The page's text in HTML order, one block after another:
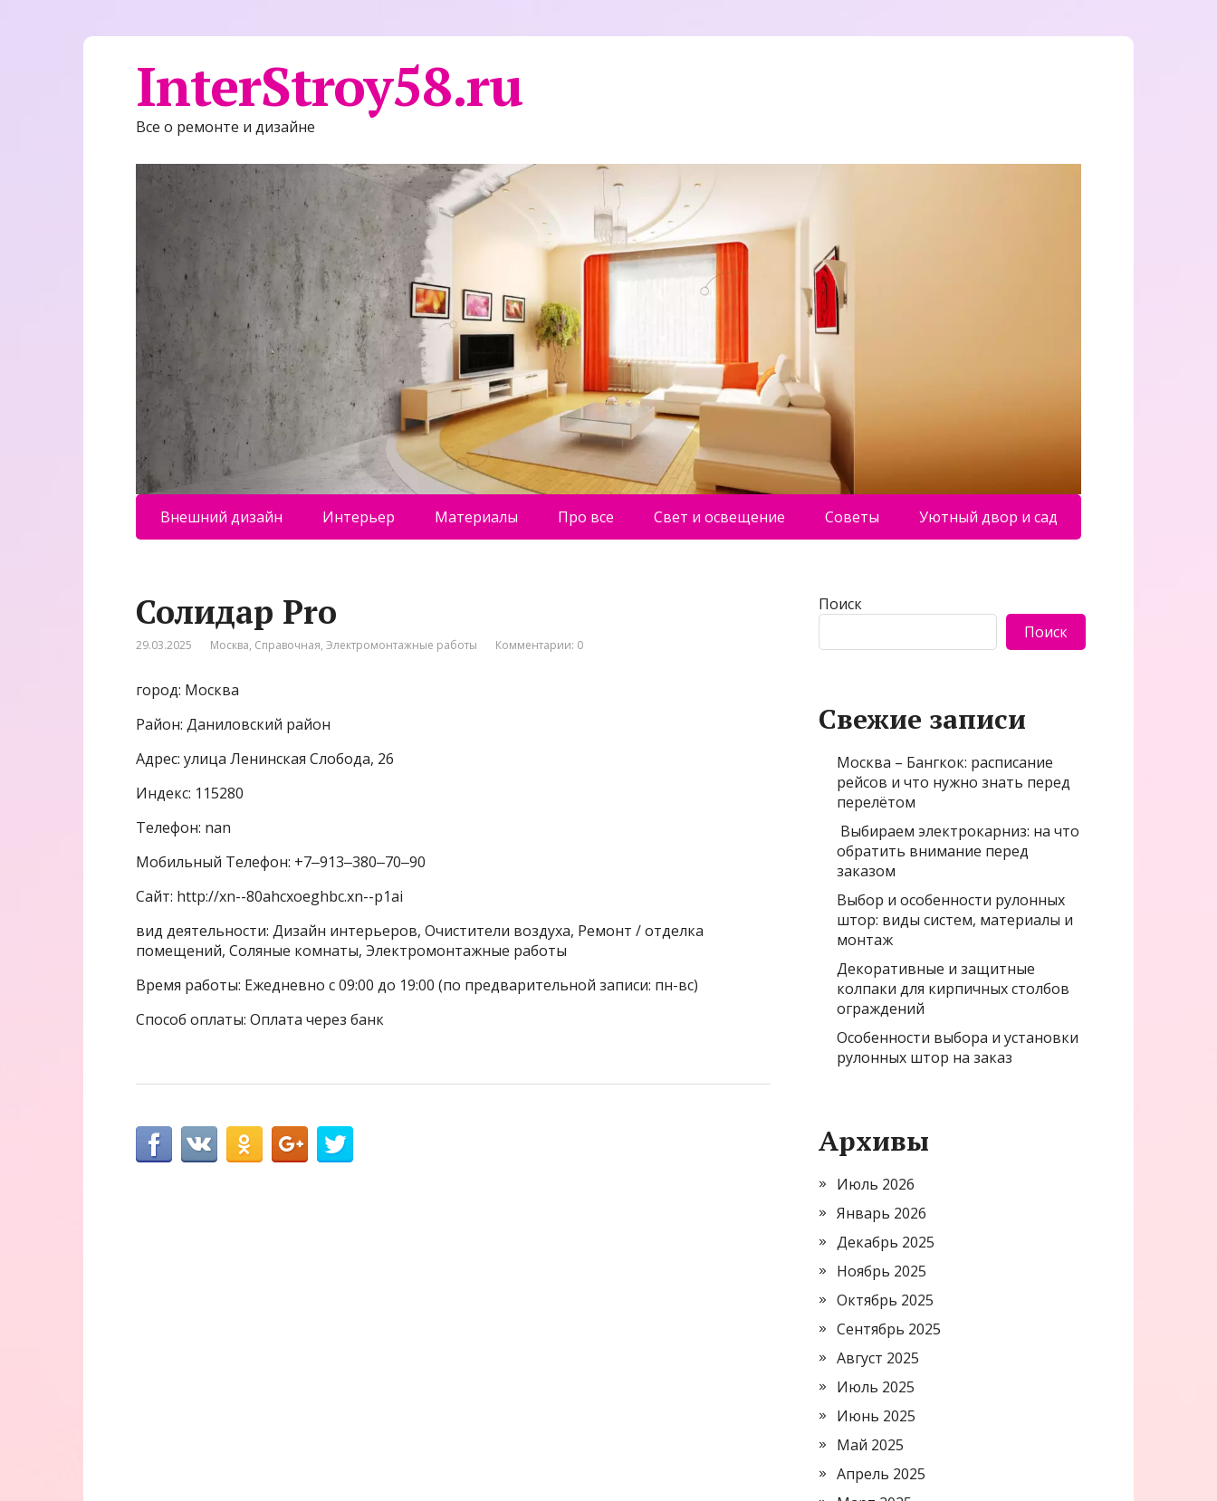
InterStroy58.ru
Все о ремонте и дизайне
Внешний дизайн Интерьер Материалы Про все Свет и освещение Советы Уютный двор и сад
Солидар Prо
29.03.2025 Москва, Справочная, Электромонтажные работы Комментарии: 0
город: Москва
Район: Даниловский район
Адрес: улица Ленинская Слобода, 26
Индекс: 115280
Телефон: nan
Мобильный Телефон: +7‒913‒380‒70‒90
Сайт: http://xn--80ahcxoeghbc.xn--p1ai
вид деятельности: Дизайн интерьеров, Очистители воздуха, Ремонт / отделка
помещений, Соляные комнаты, Электромонтажные работы
Время работы: Ежедневно с 09:00 до 19:00 (по предварительной записи: пн-вс)
Способ оплаты: Оплата через банк
Поиск
Поиск
Свежие записи
Москва – Бангкок: расписание
рейсов и что нужно знать перед
перелётом
Выбираем электрокарниз: на что
обратить внимание перед
заказом
Выбор и особенности рулонных
штор: виды систем, материалы и
монтаж
Декоративные и защитные
колпаки для кирпичных столбов
ограждений
Особенности выбора и установки
рулонных штор на заказ
Архивы
Июль 2026
Январь 2026
Декабрь 2025
Ноябрь 2025
Октябрь 2025
Сентябрь 2025
Август 2025
Июль 2025
Июнь 2025
Май 2025
Апрель 2025